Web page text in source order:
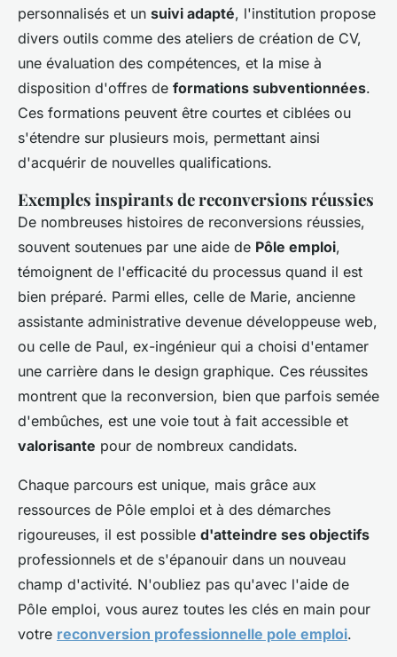
personnalisés et un suivi adapté, l'institution propose
divers outils comme des ateliers de création de CV,
une évaluation des compétences, et la mise à
disposition d'offres de formations subventionnées.
Ces formations peuvent être courtes et ciblées ou
s'étendre sur plusieurs mois, permettant ainsi
d'acquérir de nouvelles qualifications.
Exemples inspirants de reconversions réussies
De nombreuses histoires de reconversions réussies,
souvent soutenues par une aide de Pôle emploi,
témoignent de l'efficacité du processus quand il est
bien préparé. Parmi elles, celle de Marie, ancienne
assistante administrative devenue développeuse web,
ou celle de Paul, ex-ingénieur qui a choisi d'entamer
une carrière dans le design graphique. Ces réussites
montrent que la reconversion, bien que parfois semée
d'embûches, est une voie tout à fait accessible et
valorisante pour de nombreux candidats.
Chaque parcours est unique, mais grâce aux
ressources de Pôle emploi et à des démarches
rigoureuses, il est possible d'atteindre ses objectifs
professionnels et de s'épanouir dans un nouveau
champ d'activité. N'oubliez pas qu'avec l'aide de
Pôle emploi, vous aurez toutes les clés en main pour
votre reconversion professionnelle pole emploi.